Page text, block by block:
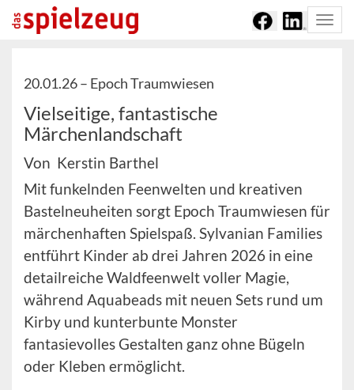
20.01.26 – Epoch Traumwiesen
Vielseitige, fantastische
Märchenlandschaft
Von Kerstin Barthel
Mit funkelnden Feenwelten und kreativen
Bastelneuheiten sorgt Epoch Traumwiesen für
märchenhaften Spielspaß. Sylvanian Families
entführt Kinder ab drei Jahren 2026 in eine
detailreiche Waldfeenwelt voller Magie,
während Aquabeads mit neuen Sets rund um
Kirby und kunterbunte Monster
fantasievolles Gestalten ganz ohne Bügeln
oder Kleben ermöglicht.